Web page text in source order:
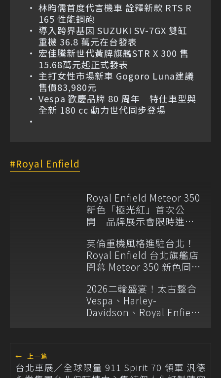
林昀儒首度代言機車 詮釋新款 RTS R
165 性能鋼砲
導入跨界基因 SUZUKI SV-7GX 雙缸
重機 36.8 萬元在台發表
宏佳騰新世代黃牌旗艦STR X 300 售
15.68萬元起正式發表
主打女性市場新車 Gogoro Luna建議
售價83,980元
Vespa 歡慶品牌 80 周年 特仕車型與
全新 180 cc 動力世代同步登場
Royal Enfield
Royal Enfield Meteor 350
新色「極光紅」首次公
開 品牌展示會限時進駐
英倫重機風格進駐台北！
Royal Enfield 台北旗艦店
開幕 Meteor 350 新色同步
2026二輪盛宴！太古整合
Vespa、Harley-
Davidson、Royal Enfield
← 上一篇
台北車展／全球限量 911 Spirit 70 領軍 汎德